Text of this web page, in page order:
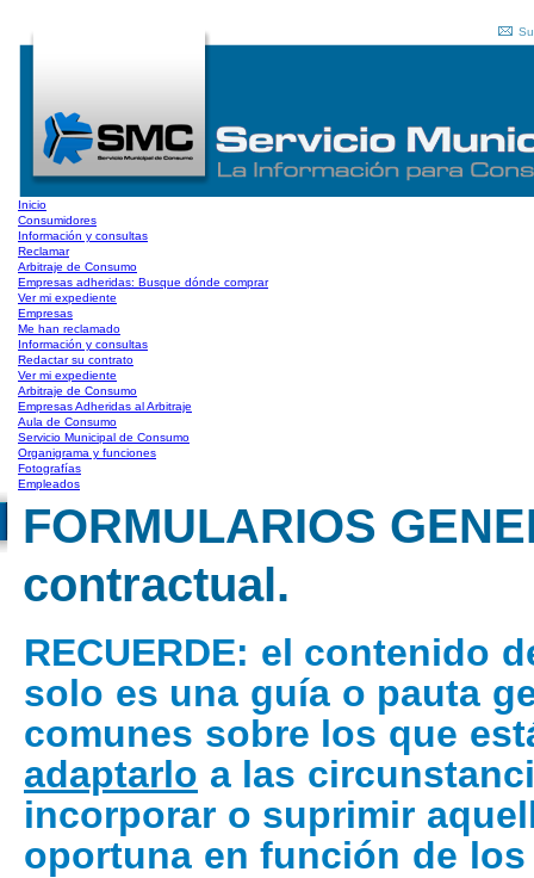
Inicio
Consumidores
Información y consultas
Reclamar
Arbitraje de Consumo
Empresas adheridas: Busque dónde comprar
Ver mi expediente
Empresas
Me han reclamado
Información y consultas
Redactar su contrato
Ver mi expediente
Arbitraje de Consumo
Empresas Adheridas al Arbitraje
Aula de Consumo
Servicio Municipal de Consumo
Organigrama y funciones
Fotografías
Empleados
FORMULARIOS
contractual.
RECUERDE: el contenido
solo es una guía o pauta
comunes sobre los que
adaptarlo a las
incorporar o suprimir
oportuna en función de